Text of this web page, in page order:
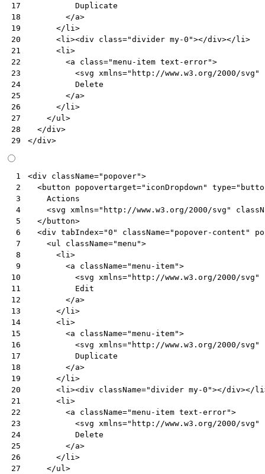
17
18
19
20
21
22
23
24
25
26
27
28
29
          Duplicate
</a>
</ li >
<li ><div class="divider my-0"></div></ li >
<li >
<a class="menu-item text-error">
<svg xmlns="http://www.w3.org/2000/svg"
          Delete
</a>
</ li >
</ul >
</div>
</div>
1
2
3
4
5
6
7
8
9
10
11
12
13
14
15
16
17
18
19
20
21
22
23
24
25
26
27
<div className="popover">
<button popovertarget="iconDropdown" type=
Actions
<svg xmlns="http://www.w3.org/2000/svg"
</ button>
<div tabIndex="0" className="popover-content"
<ul className="menu">
<li >
<a className="menu-item">
<svg xmlns="http://www.w3.org/2000/svg"
Edit
</a>
</ li >
<li >
<a className="menu-item">
<svg xmlns="http://www.w3.org/2000/svg"
Duplicate
</a>
</ li >
<li ><div className="divider my-0"></div></ li
<li >
<a className="menu-item text-error">
<svg xmlns="http://www.w3.org/2000/svg"
Delete
</a>
</ li >
</ul >